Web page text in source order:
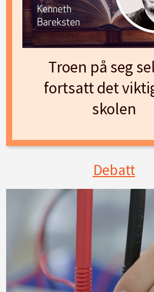
Troen på seg
fortsatt det
skolen
Debatt